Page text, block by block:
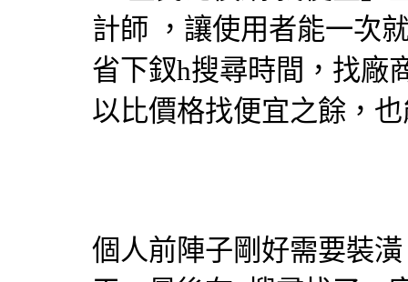
計師 ，讓使用者能一次
省下釵h搜尋時間，找廠
以比價格找便宜之餘，
個人前陣子剛好需要裝